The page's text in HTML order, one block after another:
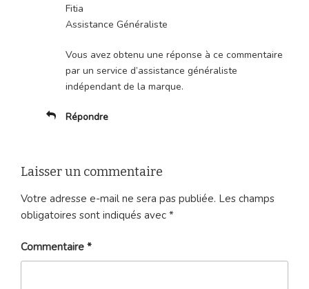
Fitia
Assistance Généraliste
Vous avez obtenu une réponse à ce commentaire
par un service d’assistance généraliste
indépendant de la marque.
Répondre
Laisser un commentaire
Votre adresse e-mail ne sera pas publiée. Les champs
obligatoires sont indiqués avec *
Commentaire *